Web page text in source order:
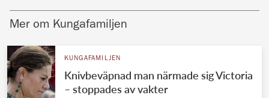
Mer om Kungafamiljen
KUNGAFAMILJEN
Knivbeväpnad man närmade sig Victoria
– stoppades av vakter